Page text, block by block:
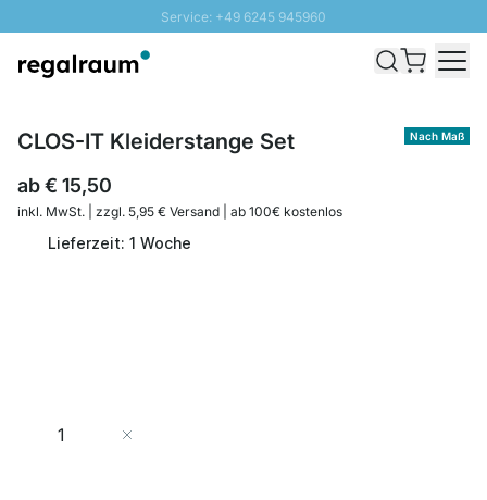
Service: +49 6245 945960
Schnelle Lieferung - Gratis Versand ab 100€
Nach Maß
CLOS-IT Kleiderstange Set
ab€ 15,50
inkl. MwSt. | zzgl. 5,95 € Versand | ab 100€ kostenlos
Lieferzeit: 1 Woche
Menge